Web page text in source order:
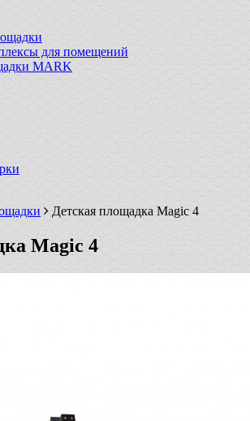
для помещений
MARK
Детская площадка Magic 4
Magic 4